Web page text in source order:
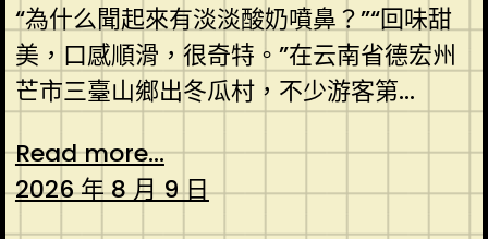
“為什么聞起來有淡淡酸奶噴鼻？”“回味甜
美，口感順滑，很奇特。”在云南省德宏州
芒市三臺山鄉出冬瓜村，不少游客第...
Read more...
2026 年 8 月 9 日